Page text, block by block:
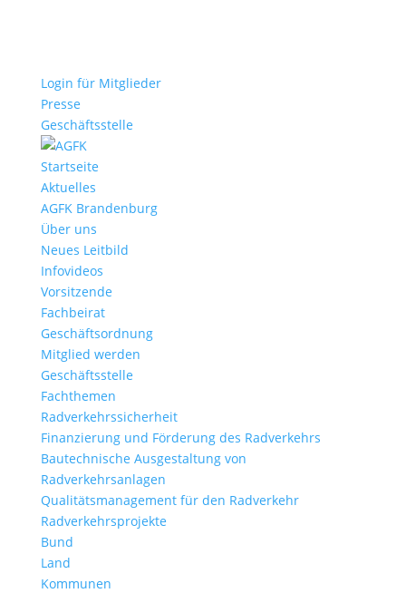
Login für Mitglieder
Presse
Geschäftsstelle
Startseite
Aktuelles
AGFK Brandenburg
Über uns
Neues Leitbild
Infovideos
Vorsitzende
Fachbeirat
Geschäftsordnung
Mitglied werden
Geschäftsstelle
Fachthemen
Radverkehrssicherheit
Finanzierung und Förderung des Radverkehrs
Bautechnische Ausgestaltung von
Radverkehrsanlagen
Qualitätsmanagement für den Radverkehr
Radverkehrsprojekte
Bund
Land
Kommunen